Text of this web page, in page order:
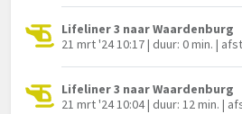
Lifeliner 3 naar Waardenburg
21 mrt '24 10:17 | duur: 0 min. |
Lifeliner 3 naar Waardenburg
21 mrt '24 10:04 | duur: 12 min. |